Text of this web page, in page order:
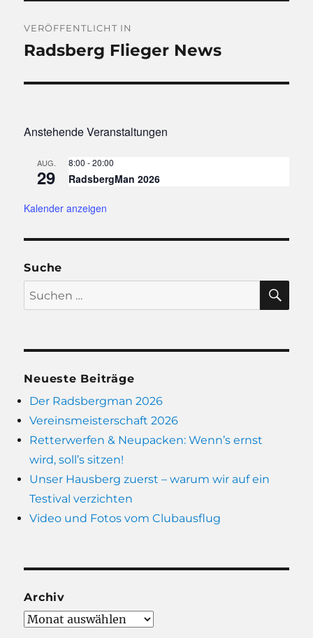
VERÖFFENTLICHT IN
Radsberg Flieger News
Anstehende Veranstaltungen
AUG.
29
8:00 -20:00
RadsbergMan 2026
Kalender anzeigen
Suche
Suchen
nach:
Neueste Beiträge
Der Radsbergman 2026
Vereinsmeisterschaft 2026
Retterwerfen & Neupacken: Wenn’s ernst
wird, soll’s sitzen!
Unser Hausberg zuerst – warum wir auf ein
Testival verzichten
Video und Fotos vom Clubausflug
Archiv
Archiv